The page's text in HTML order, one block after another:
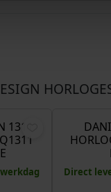
189,00
1311
Direct